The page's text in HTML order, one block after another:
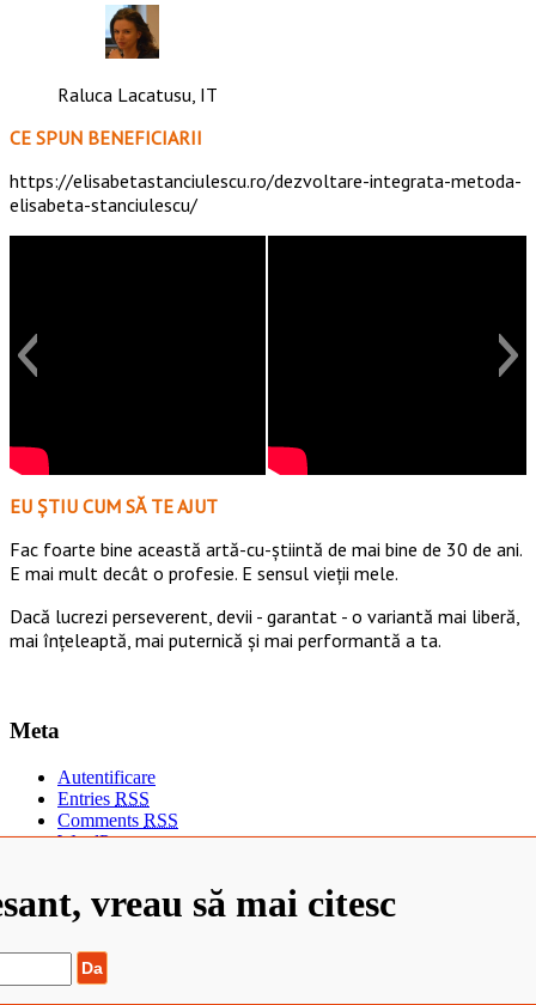
Raluca Lacatusu, IT
CE SPUN BENEFICIARII
https://elisabetastanciulescu.ro/dezvoltare-integrata-metoda-
elisabeta-stanciulescu/
EU ȘTIU CUM SĂ TE AJUT
Fac foarte bine această artă-cu-știintă de mai bine de 30 de ani.
E mai mult decât o profesie. E sensul vieții mele.
Dacă lucrezi perseverent, devii - garantat - o variantă mai liberă,
mai înțeleaptă, mai puternică și mai performantă a ta.
Meta
Autentificare
Entries RSS
Comments RSS
WordPress.org
Să avem un Crăciun așa cum îl facem noi să fie !
Atitudinea face talentul 😲 https://t.co/rwGGYeP9m4
Iar sunt contra-curentului: aș vrea să văd copii din "casele de
copii", copii în plasament familial și copii adopta…
https://t.co/gXXunBt5oe
vreau să mai citesc